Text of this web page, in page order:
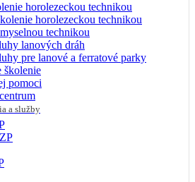
horolezeckou technikou
horolezeckou technikou
technikou
lanových dráh
pre lanové a ferratové parky
školenie
pomoci
a služby